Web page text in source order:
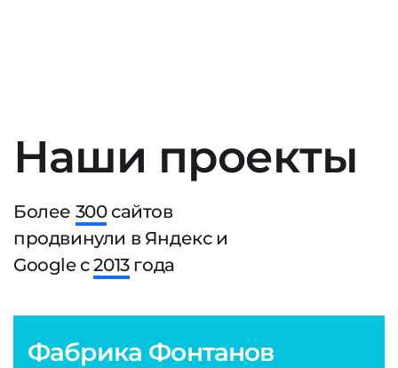
Наши проекты
Более 300сайтов
продвинули в Яндекс и
Google с2013года
Фабрика Фонтанов